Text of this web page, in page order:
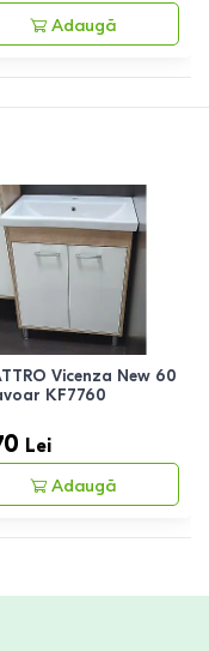
Adaugă
Vicenza New 60
KF7760
Lei
Adaugă